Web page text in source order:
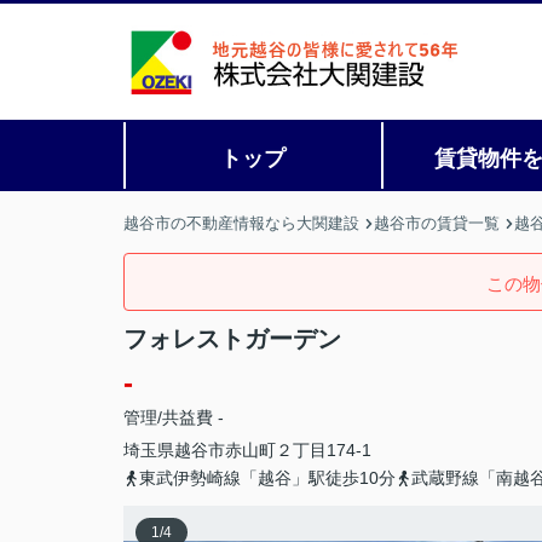
トップ 賃貸物件
越谷市の不動産情報なら大関建設 越谷市の賃貸一覧 越
この
フォレストガーデン
-
管理/共益費 -
埼玉県越谷市赤山町２丁目174-1
東武伊勢崎線「越谷」駅徒歩10分
武蔵野線「南越
1/4